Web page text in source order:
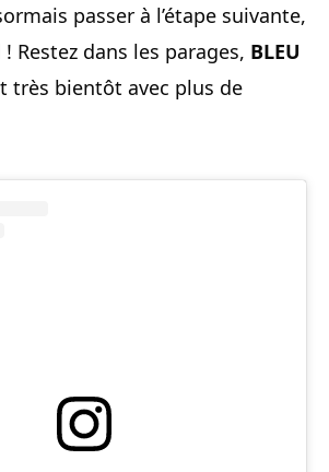
passer à l’étape suivante,
Restez dans les parages, BLEU
très bientôt avec plus de